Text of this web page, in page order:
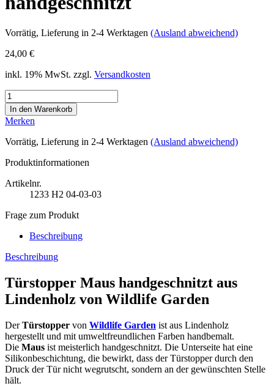
Vorrätig, Lieferung in 2-4 Werktagen (Ausland abweichend)
24,00 €
inkl. 19% MwSt. zzgl. Versandkosten
Merken
Vorrätig, Lieferung in 2-4 Werktagen (Ausland abweichend)
Produktinformationen
Artikelnr.
1233 H2 04-03-03
Frage zum Produkt
Beschreibung
Beschreibung
Türstopper Maus handgeschnitzt aus
Lindenholz von Wildlife Garden
DerTürstopper von Wildlife Garden ist aus Lindenholz
hergestellt und mit umweltfreundlichen Farben handbemalt.
Die Maus ist meisterlich handgeschnitzt. Die Unterseite hat eine
Silikonbeschichtung, die bewirkt, dass der Türstopper durch den
Druck der Tür nicht wegrutscht, sondern an der gewünschten Stelle
hält.